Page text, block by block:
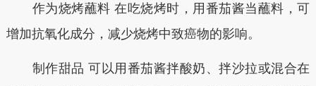
作为烧烤蘸料 在吃烧烤时，用番茄酱当蘸料，可
增加抗氧化成分，减少烧烤中致癌物的影响。
制作甜品 可以用番茄酱拌酸奶、拌沙拉或混合在